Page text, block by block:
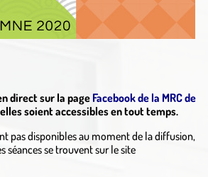
direct sur la pageFacebook de la MRC de
soient accessibles en tout temps.
pas disponibles au moment de la diffusion,
séances se trouvent sur le site